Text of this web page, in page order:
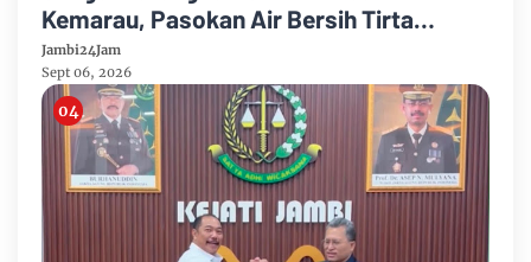
Kemarau, Pasokan Air Bersih Tirta
Mayang Jambi Keruh
Jambi24Jam
Sept 06, 2026